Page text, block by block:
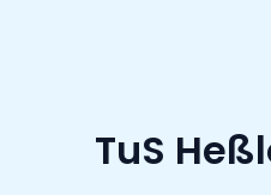
TuS